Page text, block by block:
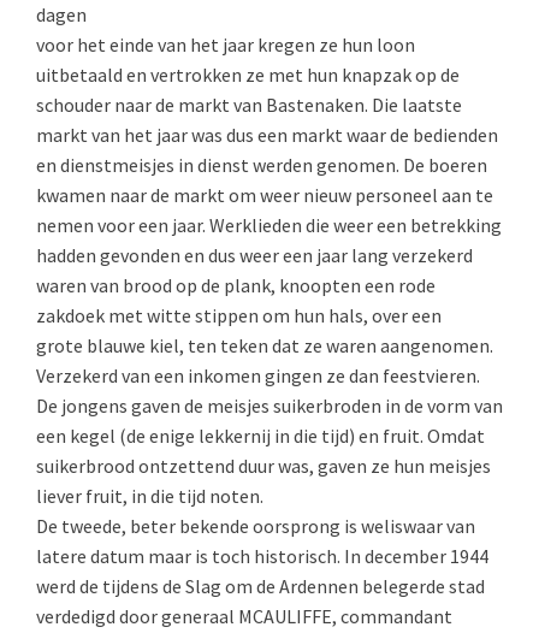
dagen
voor het einde van het jaar kregen ze hun loon
uitbetaald en vertrokken ze met hun knapzak op de
schouder naar de markt van Bastenaken. Die laatste
markt van het jaar was dus een markt waar de bedienden
en dienstmeisjes in dienst werden genomen. De boeren
kwamen naar de markt om weer nieuw personeel aan te
nemen voor een jaar. Werklieden die weer een betrekking
hadden gevonden en dus weer een jaar lang verzekerd
waren van brood op de plank, knoopten een rode
zakdoek met witte stippen om hun hals, over een
grote blauwe kiel, ten teken dat ze waren aangenomen.
Verzekerd van een inkomen gingen ze dan feestvieren.
De jongens gaven de meisjes suikerbroden in de vorm van
een kegel (de enige lekkernij in die tijd) en fruit. Omdat
suikerbrood ontzettend duur was, gaven ze hun meisjes
liever fruit, in die tijd noten.
De tweede, beter bekende oorsprong is weliswaar van
latere datum maar is toch historisch. In december 1944
werd de tijdens de Slag om de Ardennen belegerde stad
verdedigd door generaal MCAULIFFE, commandant